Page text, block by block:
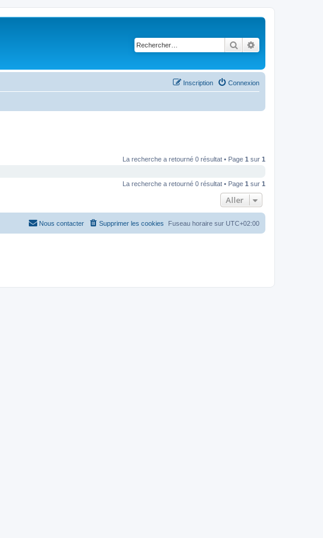
Rechercher
Connexion
Inscription
La recherche a retourné 0 résultat • Page 1 sur 1
La recherche a retourné 0 résultat • Page 1 sur 1
Aller
Fuseau horaire sur UTC+02:00
Supprimer les cookies
Nous contacter